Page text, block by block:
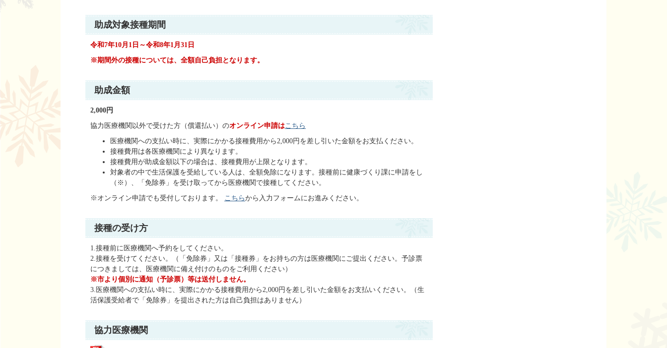
助成対象接種期間
令和7年10月1日～令和8年1月31日
※期間外の接種については、全額自己負担となります。
助成金額
2,000円
協力医療機関以外で受けた方（償還払い）のオンライン申請はこちら
医療機関への支払い時に、実際にかかる接種費用から2,000円を差し引いた金額をお支払ください。
接種費用は各医療機関により異なります。
接種費用が助成金額以下の場合は、接種費用が上限となります。
対象者の中で生活保護を受給している人は、全額免除になります。接種前に健康づくり課に申請をし
（※）、「免除券」を受け取ってから医療機関で接種してください。
※オンライン申請でも受付しております。
こちらから入力フォームにお進みください。
接種の受け方
1.接種前に医療機関へ予約をしてください。
2.接種を受けてください。（「免除券」又は「接種券」をお持ちの方は医療機関にご提出ください。予診票
につきましては、医療機関に備え付けのものをご利用ください）
※市より個別に通知（予診票）等は送付しません。
3.医療機関への支払い時に、実際にかかる接種費用から2,000円を差し引いた金額をお支払いください。（生
活保護受給者で「免除券」を提出された方は自己負担はありません）
協力医療機関